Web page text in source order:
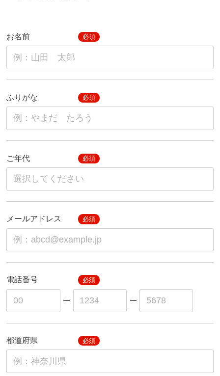
お名前 必須
ふりがな 必須
ご年代 必須
メールアドレス 必須
電話番号 必須
都道府県 必須